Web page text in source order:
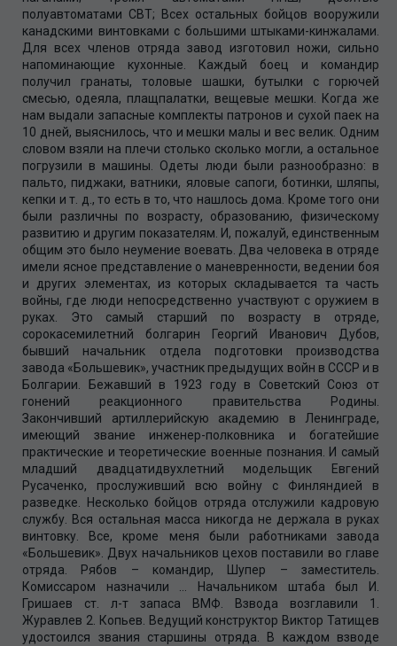
полуавтоматами СВТ; Всех остальных бойцов вооружили
канадскими винтовками с большими штыками-кинжалами.
Для всех членов отряда завод изготовил ножи, сильно
напоминающие кухонные. Каждый боец и командир
получил гранаты, толовые шашки, бутылки с горючей
смесью, одеяла, плащпалатки, вещевые мешки. Когда же
нам выдали запасные комплекты патронов и сухой паек на
10 дней, выяснилось, что и мешки малы и вес велик. Одним
словом взяли на плечи столько сколько могли, а остальное
погрузили в машины. Одеты люди были разнообразно: в
пальто, пиджаки, ватники, яловые сапоги, ботинки, шляпы,
кепки и т. д., то есть в то, что нашлось дома. Кроме того они
были различны по возрасту, образованию, физическому
развитию и другим показателям. И, пожалуй, единственным
общим это было неумение воевать. Два человека в отряде
имели ясное представление о маневренности, ведении боя
и других элементах, из которых складывается та часть
войны, где люди непосредственно участвуют с оружием в
руках. Это самый старший по возрасту в отряде,
сорокасемилетний болгарин Георгий Иванович Дубов,
бывший начальник отдела подготовки производства
завода «Большевик», участник предыдущих войн в СССР и в
Болгарии. Бежавший в 1923 году в Советский Союз от
гонений реакционного правительства Родины.
Закончивший артиллерийскую академию в Ленинграде,
имеющий звание инженер-полковника и богатейшие
практические и теоретические военные познания. И самый
младший двадцатидвухлетний модельщик Евгений
Русаченко, прослуживший всю войну с Финляндией в
разведке. Несколько бойцов отряда отслужили кадровую
службу. Вся остальная масса никогда не держала в руках
винтовку. Все, кроме меня были работниками завода
«Большевик». Двух начальников цехов поставили во главе
отряда. Рябов – командир, Шупер – заместитель.
Комиссаром назначили … Начальником штаба был И.
Гришаев ст. л-т запаса ВМФ. Взвода возглавили 1.
Журавлев 2. Копьев. Ведущий конструктор Виктор Татищев
удостоился звания старшины отряда. В каждом взводе